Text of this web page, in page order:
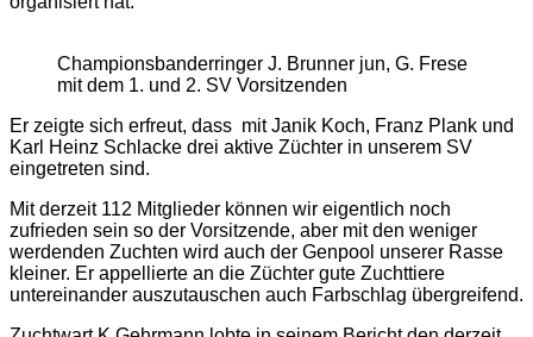
Championsbanderringer J. Brunner jun, G. Frese
mit dem 1. und 2. SV Vorsitzenden
Er zeigte sich erfreut, dass mit Janik Koch, Franz Plank und
Karl Heinz Schlacke drei aktive Züchter in unserem SV
eingetreten sind.
Mit derzeit 112 Mitglieder können wir eigentlich noch
zufrieden sein so der Vorsitzende, aber mit den weniger
werdenden Zuchten wird auch der Genpool unserer Rasse
kleiner. Er appellierte an die Züchter gute Zuchttiere
untereinander auszutauschen auch Farbschlag übergreifend.